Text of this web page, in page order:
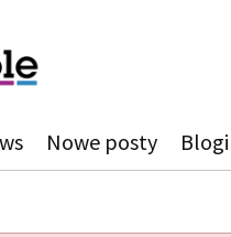
Nowe posty Blogi